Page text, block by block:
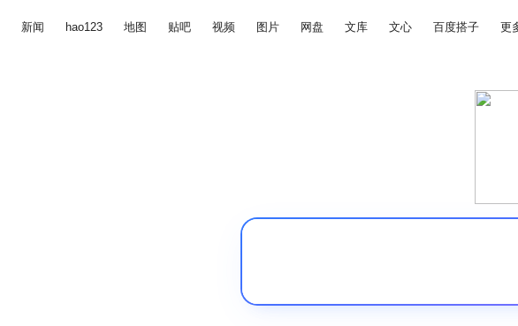
新闻 hao123 地图 贴吧 视频 图片 网盘 文库 文心 百度搭子 更